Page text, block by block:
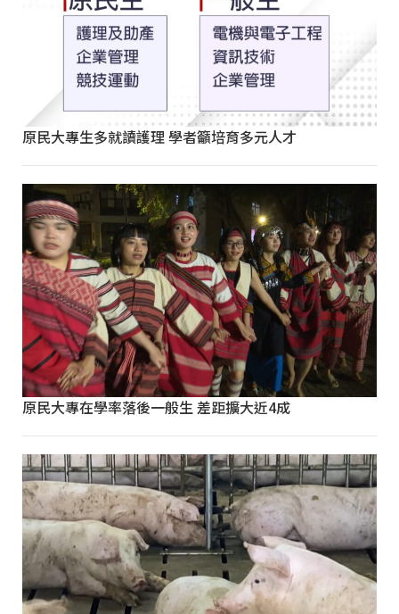
原民大專生多就讀護理 學者籲培育多元人才
原民大專在學率落後一般生 差距擴大近4成